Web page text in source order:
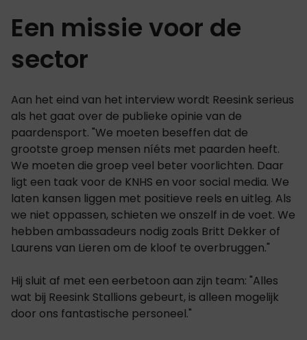
Een missie voor de
sector
Aan het eind van het interview wordt Reesink serieus
als het gaat over de publieke opinie van de
paardensport. "We moeten beseffen dat de
grootste groep mensen níéts met paarden heeft.
We moeten die groep veel beter voorlichten. Daar
ligt een taak voor de KNHS en voor social media. We
laten kansen liggen met positieve reels en uitleg. Als
we niet oppassen, schieten we onszelf in de voet. We
hebben ambassadeurs nodig zoals Britt Dekker of
Laurens van Lieren om de kloof te overbruggen."
Hij sluit af met een eerbetoon aan zijn team: "Alles
wat bij Reesink Stallions gebeurt, is alleen mogelijk
door ons fantastische personeel."